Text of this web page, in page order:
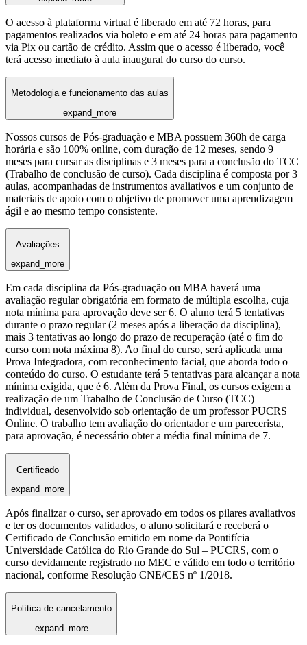
O acesso à plataforma virtual é liberado em até 72 horas, para
pagamentos realizados via boleto e em até 24 horas para pagamento
via Pix ou cartão de crédito. Assim que o acesso é liberado, você
terá acesso imediato à aula inaugural do curso do curso.
Metodologia e funcionamento das aulas
expand_more
Nossos cursos de Pós-graduação e MBA possuem 360h de carga
horária e são 100% online, com duração de 12 meses, sendo 9
meses para cursar as disciplinas e 3 meses para a conclusão do TCC
(Trabalho de conclusão de curso). Cada disciplina é composta por 3
aulas, acompanhadas de instrumentos avaliativos e um conjunto de
materiais de apoio com o objetivo de promover uma aprendizagem
ágil e ao mesmo tempo consistente.
Avaliações
expand_more
Em cada disciplina da Pós-graduação ou MBA haverá uma
avaliação regular obrigatória em formato de múltipla escolha, cuja
nota mínima para aprovação deve ser 6. O aluno terá 5 tentativas
durante o prazo regular (2 meses após a liberação da disciplina),
mais 3 tentativas ao longo do prazo de recuperação (até o fim do
curso com nota máxima 8). Ao final do curso, será aplicada uma
Prova Integradora, com reconhecimento facial, que aborda todo o
conteúdo do curso. O estudante terá 5 tentativas para alcançar a nota
mínima exigida, que é 6. Além da Prova Final, os cursos exigem a
realização de um Trabalho de Conclusão de Curso (TCC)
individual, desenvolvido sob orientação de um professor PUCRS
Online. O trabalho tem avaliação do orientador e um parecerista,
para aprovação, é necessário obter a média final mínima de 7.
Certificado
expand_more
Após finalizar o curso, ser aprovado em todos os pilares avaliativos
e ter os documentos validados, o aluno solicitará e receberá o
Certificado de Conclusão emitido em nome da Pontifícia
Universidade Católica do Rio Grande do Sul – PUCRS, com o
curso devidamente registrado no MEC e válido em todo o território
nacional, conforme Resolução CNE/CES nº 1/2018.
Política de cancelamento
expand_more